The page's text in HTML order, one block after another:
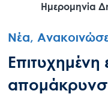
Ημερομηνία
Νέα,
Επιτυχημένη